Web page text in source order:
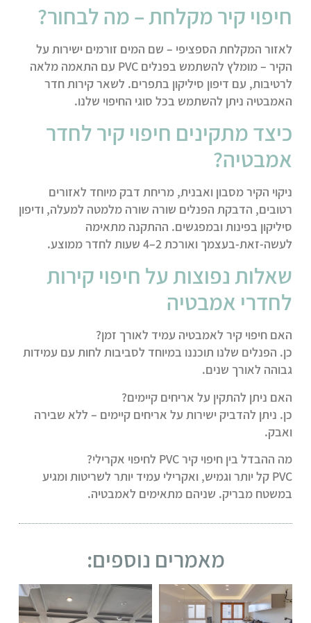
חיפוי קיר מקלחת – מה לבחור?
לאזור המקלחת הספציפי – שם המים זורמים ישירות על
הקיר – מומלץ להשתמש בפנלים PVC עם התאמה מלאה
לרטיבות, עם דיפון סיליקון בתפרים. לשאר קירות חדר
האמבטיה ניתן להשתמש בכל סוגי החיפוי שלנו.
כיצד מתקינים חיפוי קיר לחדר
אמבטיה?
ניקוי הקיר מסבון ואבנית, מריחת דבק מיוחד לאזורים
רטובים, הדבקת הפנלים שורה שורה מלמטה למעלה, ודיפון
סיליקון בפינות ובמפגשים. ההתקנה מתאימה
לעשה-זאת-בעצמך ואורכת 2–4 שעות לחדר ממוצע.
שאלות נפוצות על חיפוי קירות
לחדרי אמבטיה
האם חיפוי קיר לאמבטיה עמיד לאורך זמן?
כן. הפנלים שלנו תוכננו במיוחד לסביבות לחות עם עמידות
גבוהה לאורך שנים.
האם ניתן להתקין על אריחים קיימים?
כן. ניתן להדביק ישירות על אריחים קיימים – ללא שבירה
ואבק.
מה ההבדל בין חיפוי קיר PVC לחיפוי אקרילי?
PVC קל יותר וגמיש, ואקרילי עמיד יותר לשריטות ומגיע
במשטח מבריק. שניהם מתאימים לאמבטיה.
מאמרים נוספים: